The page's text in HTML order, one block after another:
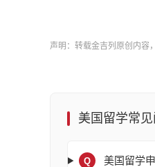
声明：转载金吉列原创内容
美国留学常
Q 美国留学